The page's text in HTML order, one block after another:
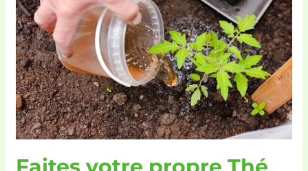
comment
l’apporter
naturellement
à
vos
plantes
?